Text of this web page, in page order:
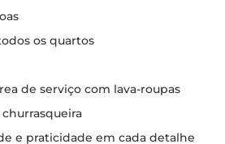
os quartos
de serviço com lava-roupas
e praticidade em cada detalhe